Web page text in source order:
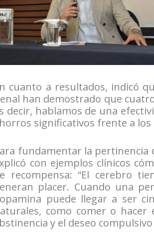
cuanto a resultados, indicó
han demostrado que
decir, hablamos de una
significativos frente a los
fundamentar la pertinencia
con ejemplos clínicos
recompensa: “El cerebro
placer. Cuando una
puede llegar a ser
como comer o hacer
y el deseo